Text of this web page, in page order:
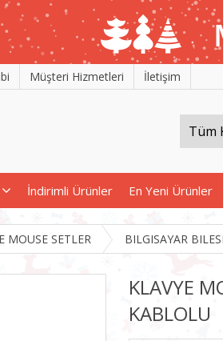
Müşteri Hizmetleri İletişim
İndirimli Ürünler En Yeni Ürünler
MOUSE SETLER BILGISAYAR
KLAVYE
KABLOLU